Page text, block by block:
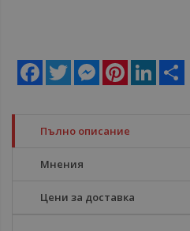
Facebook
Twitter MessengerPinterestLinkedIn
Пълно описание
Мнения
Цени за доставка